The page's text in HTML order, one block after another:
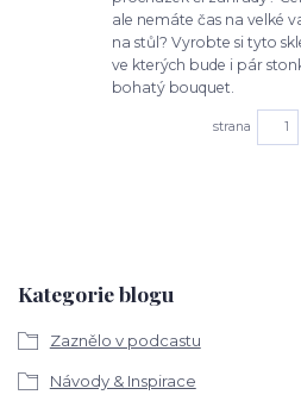
Kategorie blogu
Zaznělo v podcastu
Návody & Inspirace
ale nemáte čas na velké
na stůl? Vyrobte si tyto
ve kterých bude i pár
bohatý bouquet.
strana